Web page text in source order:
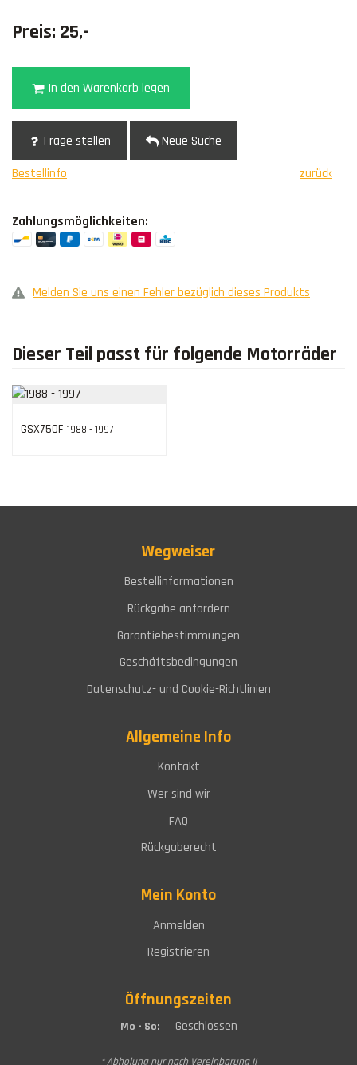
Preis: 25,-
In den Warenkorb legen
Frage stellen
Neue Suche
Bestellinfo
zurück
Zahlungsmöglichkeiten:
Melden Sie uns einen Fehler bezüglich dieses Produkts
Dieser Teil passt für folgende Motorräder
GSX750F 1988 - 1997
Wegweiser
Bestellinformationen
Rückgabe anfordern
Garantiebestimmungen
Geschäftsbedingungen
Datenschutz- und Cookie-Richtlinien
Allgemeine Info
Kontakt
Wer sind wir
FAQ
Rückgaberecht
Mein Konto
Anmelden
Registrieren
Öffnungszeiten
Mo - So: Geschlossen